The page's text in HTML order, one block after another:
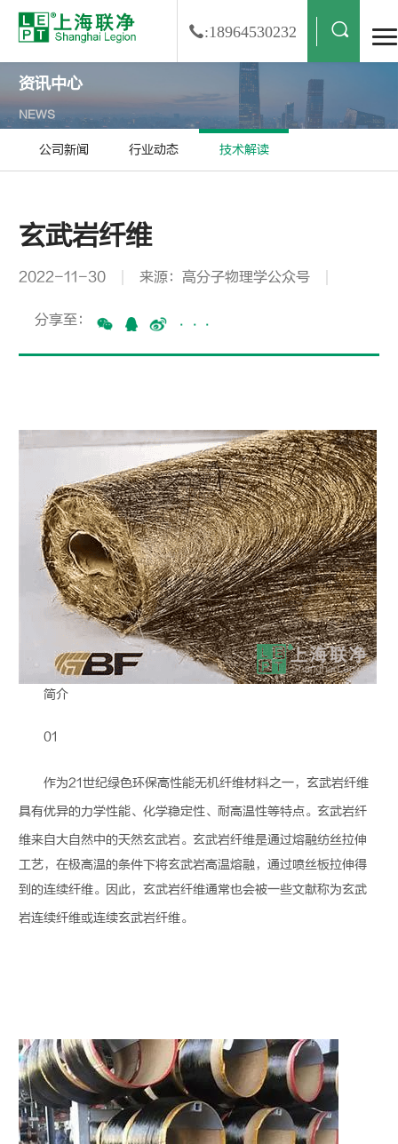
:18964530232
资讯中心
NEWS
公司新闻 行业动态 技术解读
玄武岩纤维
2022-11-30 来源：高分子物理学公众号
分享至： ···
简介
01
作为21世纪绿色环保高性能无机纤维材料之一，玄武岩纤维
具有优异的力学性能、化学稳定性、耐高温性等特点。玄武岩纤
维来自大自然中的天然玄武岩。玄武岩纤维是通过熔融纺丝拉伸
工艺，在极高温的条件下将玄武岩高温熔融，通过喷丝板拉伸得
到的连续纤维。因此，玄武岩纤维通常也会被一些文献称为玄武
岩连续纤维或连续玄武岩纤维。